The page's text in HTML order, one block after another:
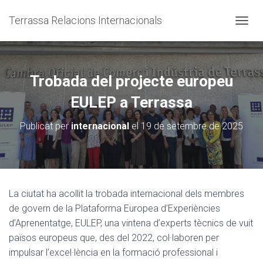
Terrassa Relacions Internacionals
Trobada del projecte europeu
EULEP a Terrassa
Publicat perinternacional el19 de setembre de 2025
La ciutat ha acollit la trobada internacional dels membres
de govern de la Plataforma Europea d’Experiències
d’Aprenentatge, EULEP, una vintena d’experts tècnics de vuit
països europeus que, des del 2022, col·laboren per
impulsar l’excel·lència en la formació professional i